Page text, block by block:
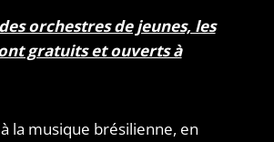
orchestres de jeunes, les
gratuits et ouverts à
la musique brésilienne, en